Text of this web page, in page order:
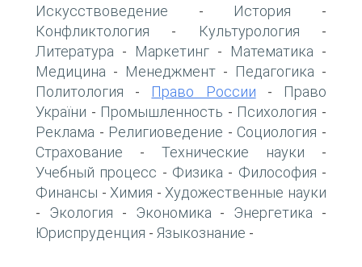
Искусствоведение - История -
Конфликтология - Культурология -
Литература - Маркетинг - Математика -
Медицина - Менеджмент - Педагогика -
Политология - Право России -
Право
України - Промышленность - Психология -
Реклама - Религиоведение - Социология -
Страхование - Технические науки -
Учебный процесс - Физика - Философия -
Финансы - Химия - Художественные науки
- Экология - Экономика - Энергетика -
Юриспруденция - Языкознание -